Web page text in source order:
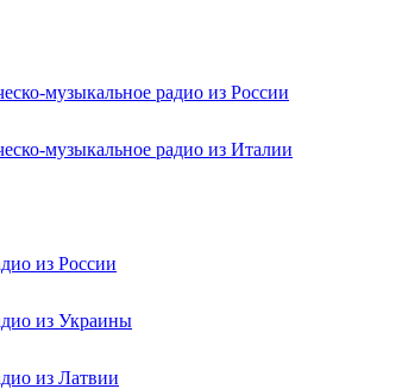
музыкальное радио из России
музыкальное радио из Италии
из России
из Украины
из Латвии